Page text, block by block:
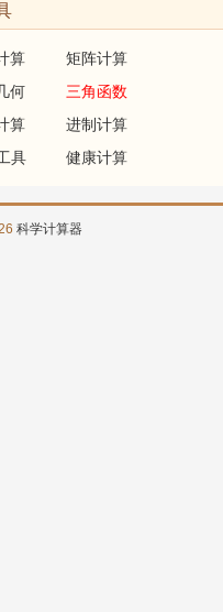
算
矩阵计算
何
三角函数
算
进制计算
具 健康计算
科学计算器